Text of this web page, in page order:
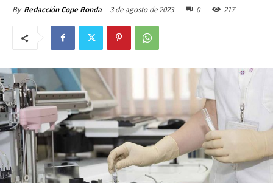
By Redacción Cope Ronda 3 de agosto de 2023 0 217